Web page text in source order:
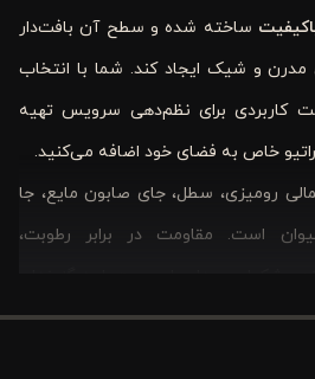
ساخته شده و سطح آن بافت‌دار
و شیک ایجاد کند. شما با انتخاب
کاربردی برای نظم‌دهی سرویس تهیه
خاص به فضای خود اضافه می‌کنید.
رومیزی، سطل، جای صابون مایع، جا
است. مقاومت در برابر رطوبت،
شکیل جعبه‌ای، این ست را به گزینه‌ای
یا حتی هدیه‌ای لوکس تبدیل کرده است.
متفاوت اهمیت می‌دهید، این مدل